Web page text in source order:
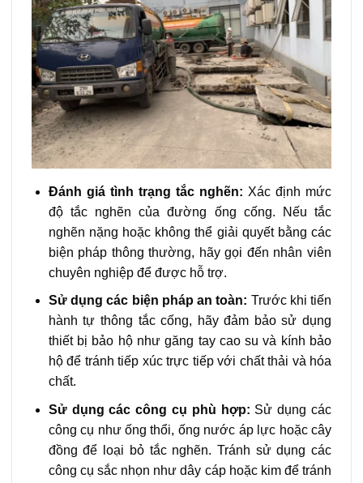
Đánh giá tình trạng tắc nghẽn: Xác định mức
độ tắc nghẽn của đường ống cống. Nếu tắc
nghẽn nặng hoặc không thể giải quyết bằng các
biện pháp thông thường, hãy gọi đến nhân viên
chuyên nghiệp để được hỗ trợ.
Sử dụng các biện pháp an toàn: Trước khi tiến
hành tự thông tắc cống, hãy đảm bảo sử dụng
thiết bị bảo hộ như găng tay cao su và kính bảo
hộ để tránh tiếp xúc trực tiếp với chất thải và hóa
chất.
Sử dụng các công cụ phù hợp: Sử dụng các
công cụ như ống thổi, ống nước áp lực hoặc cây
đồng để loại bỏ tắc nghẽn. Tránh sử dụng các
công cụ sắc nhọn như dây cáp hoặc kim để tránh